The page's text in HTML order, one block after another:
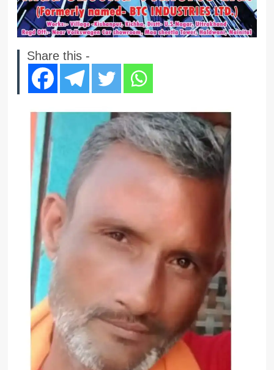
Share this -